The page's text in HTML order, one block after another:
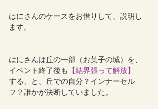
はにさんのケースをお借りして、説明し
ます。
はにさんは丘の一部（お菓子の城）を、
イベント終了後も
【結界張って解放】
する、と、丘での自分？インナーセル
フ？誰かが決断していました。